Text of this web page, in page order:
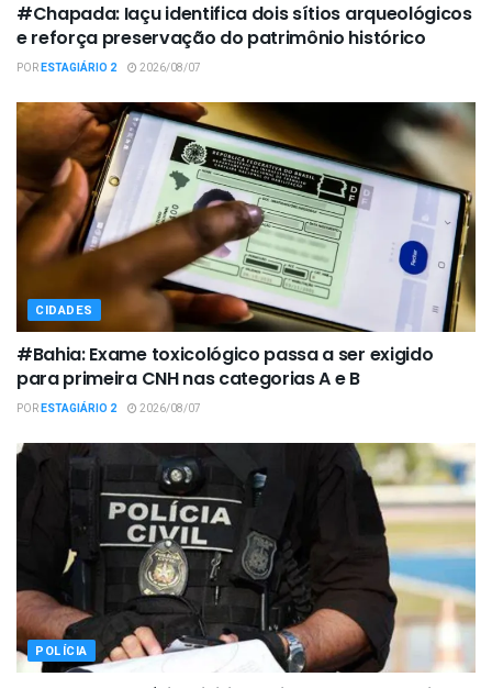
#Chapada: Iaçu identifica dois sítios arqueológicos
e reforça preservação do patrimônio histórico
PORESTAGIÁRIO 2 2026/08/07
CIDADES
#Bahia: Exame toxicológico passa a ser exigido
para primeira CNH nas categorias A e B
PORESTAGIÁRIO 2 2026/08/07
POLÍCIA